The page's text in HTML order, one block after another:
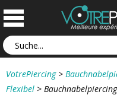
VotrePiercing >
Flexibel >